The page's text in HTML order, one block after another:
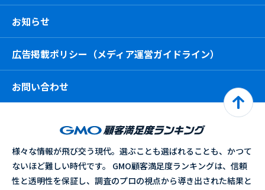
お知らせ
広告掲載ポリシー（メディア運営ガイドライン）
お問い合わせ
様々な情報が飛び交う現代。選ぶことも選ばれることも、かつて
ないほど難しい時代です。 GMO顧客満足度ランキングは、信頼
性と透明性を保証し、調査のプロの視点から導き出された結果と